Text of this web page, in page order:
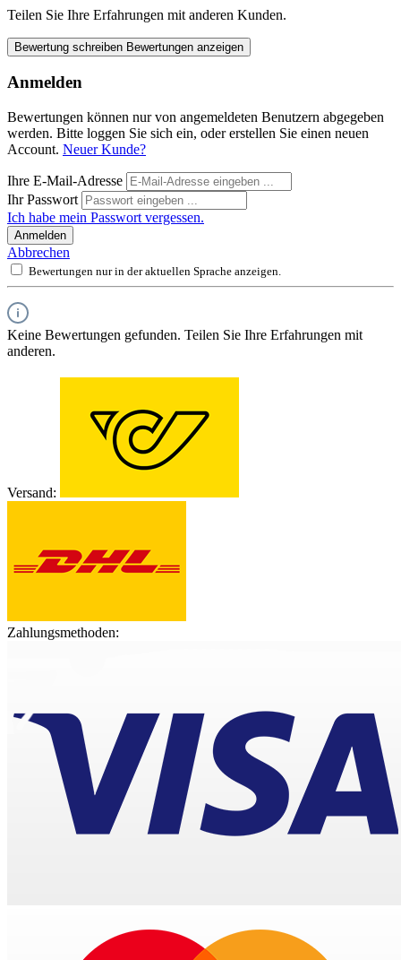
Teilen Sie Ihre Erfahrungen mit anderen Kunden.
Bewertung schreiben Bewertungen anzeigen
Anmelden
Bewertungen können nur von angemeldeten Benutzern abgegeben
werden. Bitte loggen Sie sich ein, oder erstellen Sie einen neuen
Account. Neuer Kunde?
Ihre E-Mail-Adresse
Ihr Passwort
Ich habe mein Passwort vergessen.
Anmelden
Abbrechen
Bewertungen nur in der aktuellen Sprache anzeigen.
Keine Bewertungen gefunden. Teilen Sie Ihre Erfahrungen mit
anderen.
Versand:
Zahlungsmethoden: